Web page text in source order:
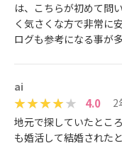
は、こちらが初めて問
く気さくな方で非常に
ログも参考になる事が
ai
4.0
2
地元で探していたとこ
も婚活して結婚された